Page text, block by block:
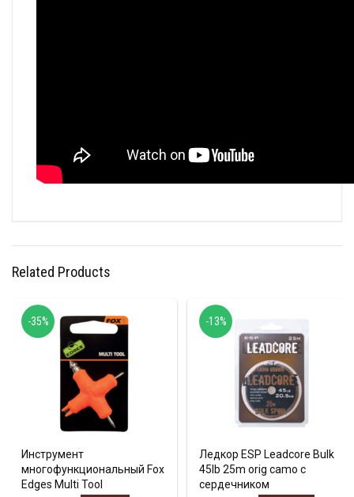
Related Products
Инструмент
многофункциональный Fox
Edges Multi Tool
-35%
Ледкор ESP Leadcore Bulk
45lb 25m orig camo с
сердечником
-13%